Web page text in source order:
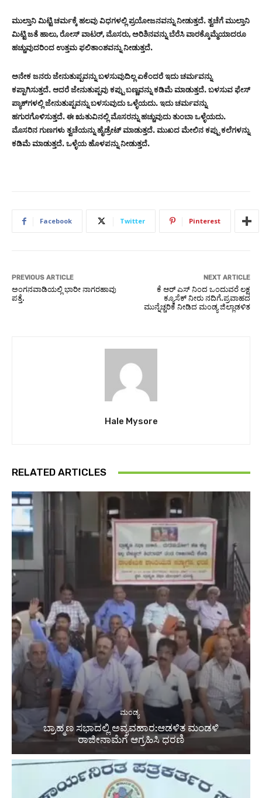
ಮುಲ್ತಾನಿ ಮಿಟ್ಟಿ ಚರ್ಮಕ್ಕೆ ಹಲವು ವಿಧಗಳಲ್ಲಿ ಪ್ರಯೋಜನವನ್ನು ನೀಡುತ್ತದೆ. ತ್ವಚೆಗೆ ಮುಲ್ತಾನಿ
ಮಿಟ್ಟಿ ಜತೆ ಹಾಲು, ರೋಸ್ ವಾಟರ್, ಮೊಸರು, ಅರಿಶಿನವನ್ನು ಬೆರೆಸಿ ವಾರಕ್ಕೊಮ್ಮೆಯಾದರೂ
ಹಚ್ಚುವುದರಿಂದ ಉತ್ತಮ ಫಲಿತಾಂಶವನ್ನು ನೀಡುತ್ತದೆ.
ಅನೇಕ ಜನರು ಜೇನುತುಪ್ಪವನ್ನು ಬಳಸುವುದಿಲ್ಲ ಏಕೆಂದರೆ ಇದು ಚರ್ಮವನ್ನು
ಕಪ್ಪಾಗಿಸುತ್ತದೆ. ಆದರೆ ಜೇನುತುಪ್ಪವು ಕಪ್ಪು ಬಣ್ಣವನ್ನು ಕಡಿಮೆ ಮಾಡುತ್ತದೆ. ಬಳಸುವ ಫೇಸ್
ಪ್ಯಾಕ್‌ಗಳಲ್ಲಿ ಜೇನುತುಪ್ಪವನ್ನು ಬಳಸುವುದು ಒಳ್ಳೆಯದು. ಇದು ಚರ್ಮವನ್ನು
ಹಗುರಗೊಳಿಸುತ್ತದೆ. ಈ ಋತುವಿನಲ್ಲಿ ಮೊಸರನ್ನು ಹಚ್ಚುವುದು ತುಂಬಾ ಒಳ್ಳೆಯದು.
ಮೊಸರಿನ ಗುಣಗಳು ತ್ವಚೆಯನ್ನು ಹೈಡ್ರೇಟ್ ಮಾಡುತ್ತದೆ. ಮುಖದ ಮೇಲಿನ ಕಪ್ಪು ಕಲೆಗಳನ್ನು
ಕಡಿಮೆ ಮಾಡುತ್ತದೆ. ಒಳ್ಳೆಯ ಹೊಳಪನ್ನು ನೀಡುತ್ತದೆ.
Facebook Twitter Pinterest
PREVIOUS ARTICLE
ಅಂಗನವಾಡಿಯಲ್ಲಿ ಭಾರೀ ನಾಗರಹಾವು
ಪತ್ತೆ.
NEXT ARTICLE
ಕೆ ಆರ್ ಎಸ್ ನಿಂದ ಒಂದುವರೆ ಲಕ್ಷ
ಕ್ಯೂಸೆಕ್ ನೀರು ನದಿಗೆ.ಪ್ರವಾಹದ
ಮುನ್ನೆಚ್ಚರಿಕೆ ನೀಡಿದ ಮಂಡ್ಯ ಜಿಲ್ಲಾಡಳಿತ
Hale Mysore
RELATED ARTICLES
ಮಂಡ್ಯ
ಬ್ರಾಹ್ಮಣ ಸಭಾದಲ್ಲಿ ಅವ್ಯವಹಾರ:ಆಡಳಿತ ಮಂಡಳಿ
ರಾಜೀನಾಮೆಗೆ ಆಗ್ರಹಿಸಿ ಧರಣಿ